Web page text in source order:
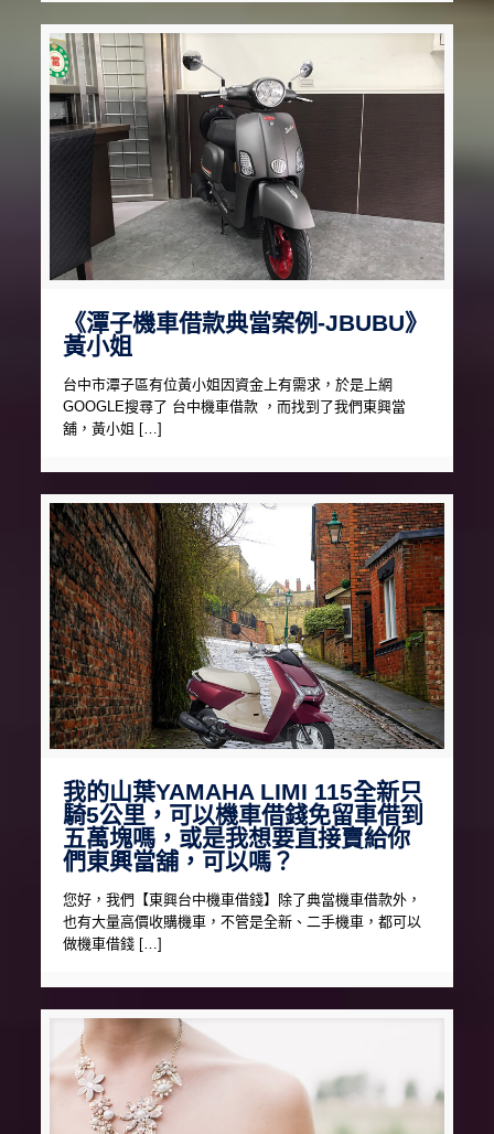
《潭子機車借款典當案例-JBUBU》
黃小姐
台中市潭子區有位黃小姐因資金上有需求，於是上網
GOOGLE搜尋了 台中機車借款 ，而找到了我們東興當
舖，黃小姐 […]
我的山葉YAMAHA LIMI 115全新只
騎5公里，可以機車借錢免留車借到
五萬塊嗎，或是我想要直接賣給你
們東興當舖，可以嗎？
您好，我們【東興台中機車借錢】除了典當機車借款外，
也有大量高價收購機車，不管是全新、二手機車，都可以
做機車借錢 […]